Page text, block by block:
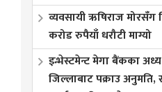
व्यवसायी ऋषिराज
करोड रुपैयाँ धरौटी माग्यो
इन्भेस्टमेन्ट मेगा बैंकका
जिल्लाबाट पक्राउ अनुमति,